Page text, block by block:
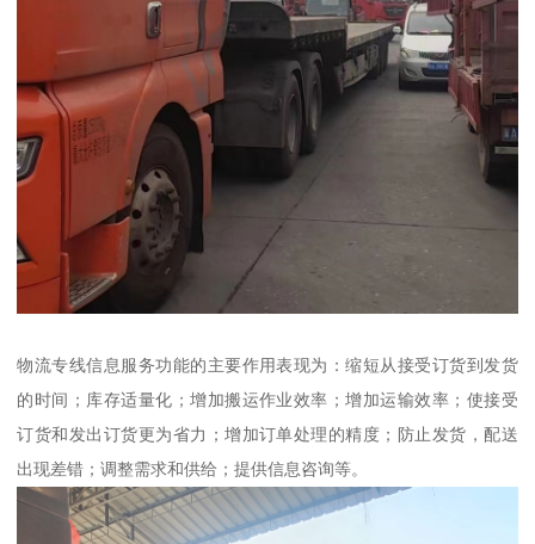
物流专线信息服务功能的主要作用表现为：缩短从接受订货到发货
的时间；库存适量化；增加搬运作业效率；增加运输效率；使接受
订货和发出订货更为省力；增加订单处理的精度；防止发货，配送
出现差错；调整需求和供给；提供信息咨询等。